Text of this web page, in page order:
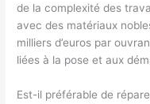
de la complexité des
avec des matériaux
milliers d’euros par
liées à la pose et aux
Est-il préférable de